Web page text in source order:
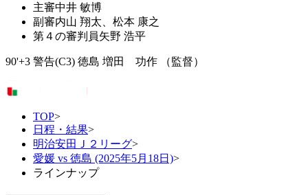
主審中井 敏博
副審内山 翔太、松本 康之
第４の審判員矢野 浩平
90'+3 警告(C3) 徳島 増田 功作 （監督）
TOP>
日程・結果>
明治安田Ｊ２リーグ>
愛媛 vs 徳島 (2025年5月18日)>
ラインナップ